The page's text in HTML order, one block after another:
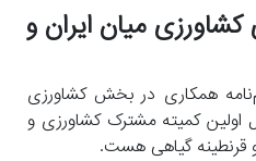
کشاورزی میان ایران و
۲ سند تفاهم‌نامه همکاری در بخش کشاورزی
اولین کمیته مشترک کشاورزی و
قرنطینه گیاهی هست.